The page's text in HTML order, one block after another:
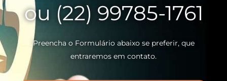
ou (22) 99785-1761
Preencha o Formulário abaixo se preferir, que
entraremos em contato.